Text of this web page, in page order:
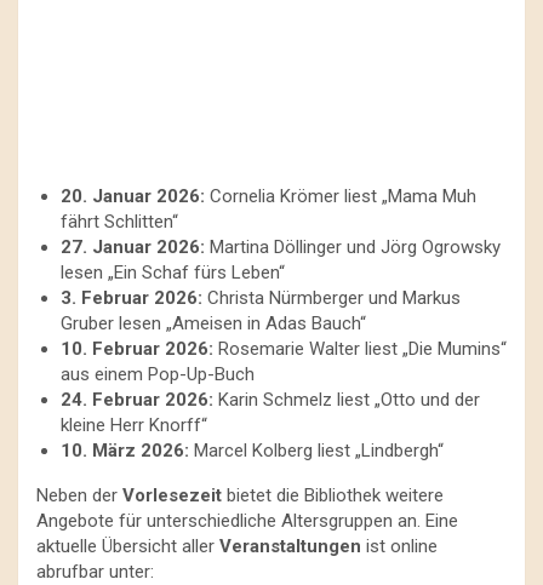
20. Januar 2026: Cornelia Krömer liest „Mama Muh
fährt Schlitten“
27. Januar 2026: Martina Döllinger und Jörg Ogrowsky
lesen „Ein Schaf fürs Leben“
3. Februar 2026: Christa Nürmberger und Markus
Gruber lesen „Ameisen in Adas Bauch“
10. Februar 2026: Rosemarie Walter liest „Die Mumins“
aus einem Pop-Up-Buch
24. Februar 2026: Karin Schmelz liest „Otto und der
kleine Herr Knorff“
10. März 2026: Marcel Kolberg liest „Lindbergh“
Neben der Vorlesezeit bietet die Bibliothek weitere
Angebote für unterschiedliche Altersgruppen an. Eine
aktuelle Übersicht aller Veranstaltungen ist online
abrufbar unter: